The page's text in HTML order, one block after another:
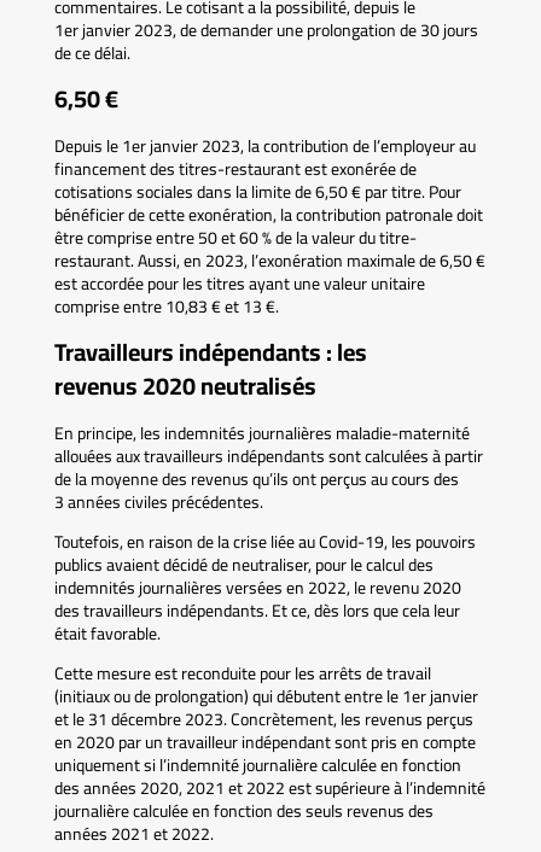
commentaires. Le cotisant a la possibilité, depuis le
1er janvier 2023, de demander une prolongation de 30 jours
de ce délai.
6,50 €
Depuis le 1er janvier 2023, la contribution de l’employeur au
financement des titres-restaurant est exonérée de
cotisations sociales dans la limite de 6,50 € par titre. Pour
bénéficier de cette exonération, la contribution patronale doit
être comprise entre 50 et 60 % de la valeur du titre-
restaurant. Aussi, en 2023, l’exonération maximale de 6,50 €
est accordée pour les titres ayant une valeur unitaire
comprise entre 10,83 € et 13 €.
Travailleurs indépendants : les
revenus 2020 neutralisés
En principe, les indemnités journalières maladie-maternité
allouées aux travailleurs indépendants sont calculées à partir
de la moyenne des revenus qu’ils ont perçus au cours des
3 années civiles précédentes.
Toutefois, en raison de la crise liée au Covid-19, les pouvoirs
publics avaient décidé de neutraliser, pour le calcul des
indemnités journalières versées en 2022, le revenu 2020
des travailleurs indépendants. Et ce, dès lors que cela leur
était favorable.
Cette mesure est reconduite pour les arrêts de travail
(initiaux ou de prolongation) qui débutent entre le 1er janvier
et le 31 décembre 2023. Concrètement, les revenus perçus
en 2020 par un travailleur indépendant sont pris en compte
uniquement si l’indemnité journalière calculée en fonction
des années 2020, 2021 et 2022 est supérieure à l’indemnité
journalière calculée en fonction des seuls revenus des
années 2021 et 2022.